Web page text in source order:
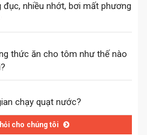
nhiều nhớt, bơi mất phương
thức ăn cho tôm như thế nào
chạy quạt nước?
cho chúng tôi